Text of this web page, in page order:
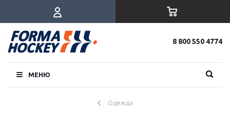
8 800 550 4774
МЕНЮ
Одежда